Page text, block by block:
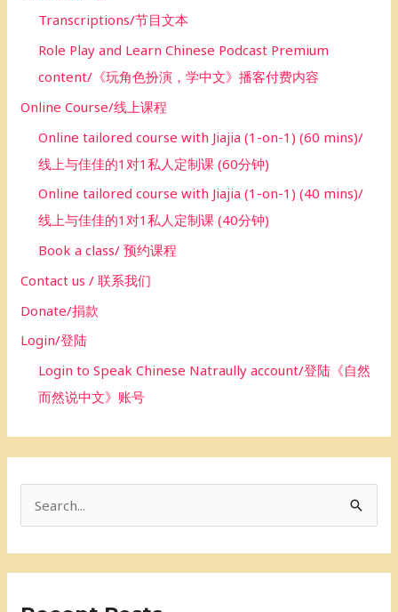
Transcriptions/节目文本
Role Play and Learn Chinese Podcast Premium
content/《玩角色扮演，学中文》播客付费内容
Online Course/线上课程
Online tailored course with Jiajia (1-on-1) (60 mins)/
线上与佳佳的1对1私人定制课 (60分钟)
Online tailored course with Jiajia (1-on-1) (40 mins)/
线上与佳佳的1对1私人定制课 (40分钟)
Book a class/ 预约课程
Contact us / 联系我们
Donate/捐款
Login/登陆
Login to Speak Chinese Natraully account/登陆《自然
而然说中文》账号